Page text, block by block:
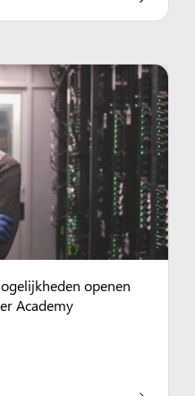
openen
Academy